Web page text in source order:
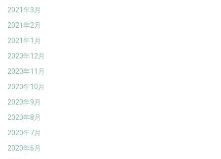
2021年3月
2021年2月
2021年1月
2020年12月
2020年11月
2020年10月
2020年9月
2020年8月
2020年7月
2020年6月